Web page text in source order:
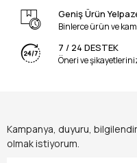
Geniş Ürün
Binlerce ürün ve
7 / 24 DESTEK
Öneri ve
Kampanya, duyuru,
olmak istiyorum.